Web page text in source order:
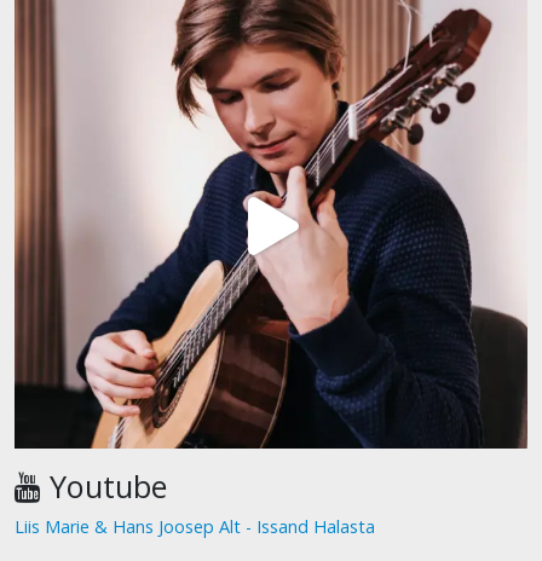
Youtube
Liis Marie & Hans Joosep Alt - Issand Halasta